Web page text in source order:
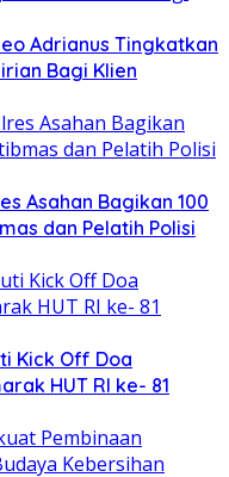
Adrianus Tingkatkan
Bagi Klien
Asahan Bagikan 100
dan Pelatih Polisi
Kick Off Doa
HUT RI ke- 81